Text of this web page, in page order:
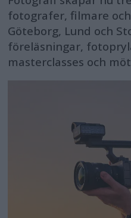
fotografer, filmare
Göteborg, Lund och
föreläsningar,
masterclasses och